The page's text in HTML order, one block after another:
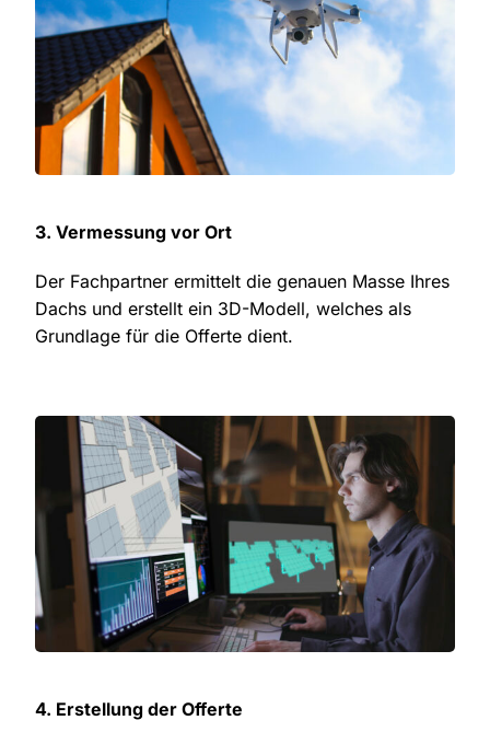
3. Vermessung vor Ort
Der Fachpartner ermittelt die genauen Masse Ihres
Dachs und erstellt ein 3D-Modell, welches als
Grundlage für die Offerte dient.
4. Erstellung der Offerte